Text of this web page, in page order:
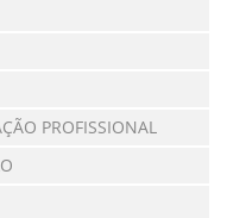
PROFISSIONAL